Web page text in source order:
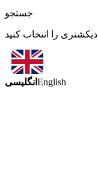
جستجو
را انتخاب کنید
انگلیسی English